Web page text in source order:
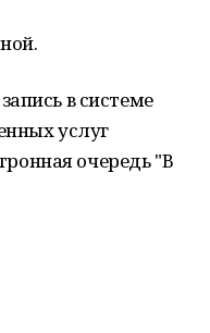
в системе
услуг
очередь "В